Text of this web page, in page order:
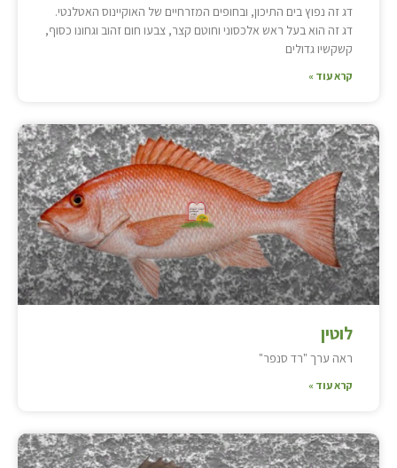
דג זה נפוץ בים התיכון, ובחופים המזרחיים של האוקיינוס האטלנטי.
דג זה הוא בעל ראש אלכסוני וחוטם קצר, צבעו חום זהוב וגחונו כסוף,
קשקשיו גדולים
קרא עוד »
לוטין
ראה ערך "רד סנפר"
קרא עוד »